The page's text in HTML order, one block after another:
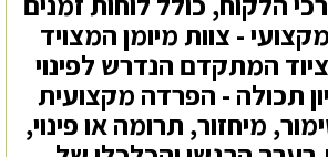
- צוות מיומן המצויד
המתקדם הנדרש לפינוי
תכולה - הפרדה מקצועית
מיחזור, תרומה או פינוי,